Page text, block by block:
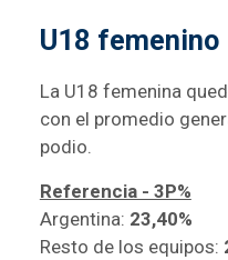
U18 femenino
La U18 femenina
con el promedio
podio.
Referencia - 3P%
Argentina: 23,40%
Resto de los equipos: